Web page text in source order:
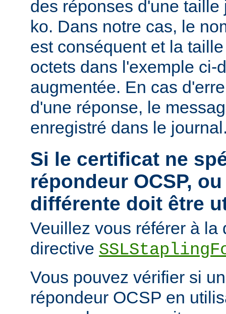
des réponses d'une
ko. Dans notre cas, le
est conséquent et la
octets dans l'exemple ci-
augmentée. En cas
d'une réponse, le
enregistré dans le
Si le certificat ne
répondeur OCSP,
différente doit être
Veuillez vous référer à la
directive
Vous pouvez vérifier si
répondeur OCSP en